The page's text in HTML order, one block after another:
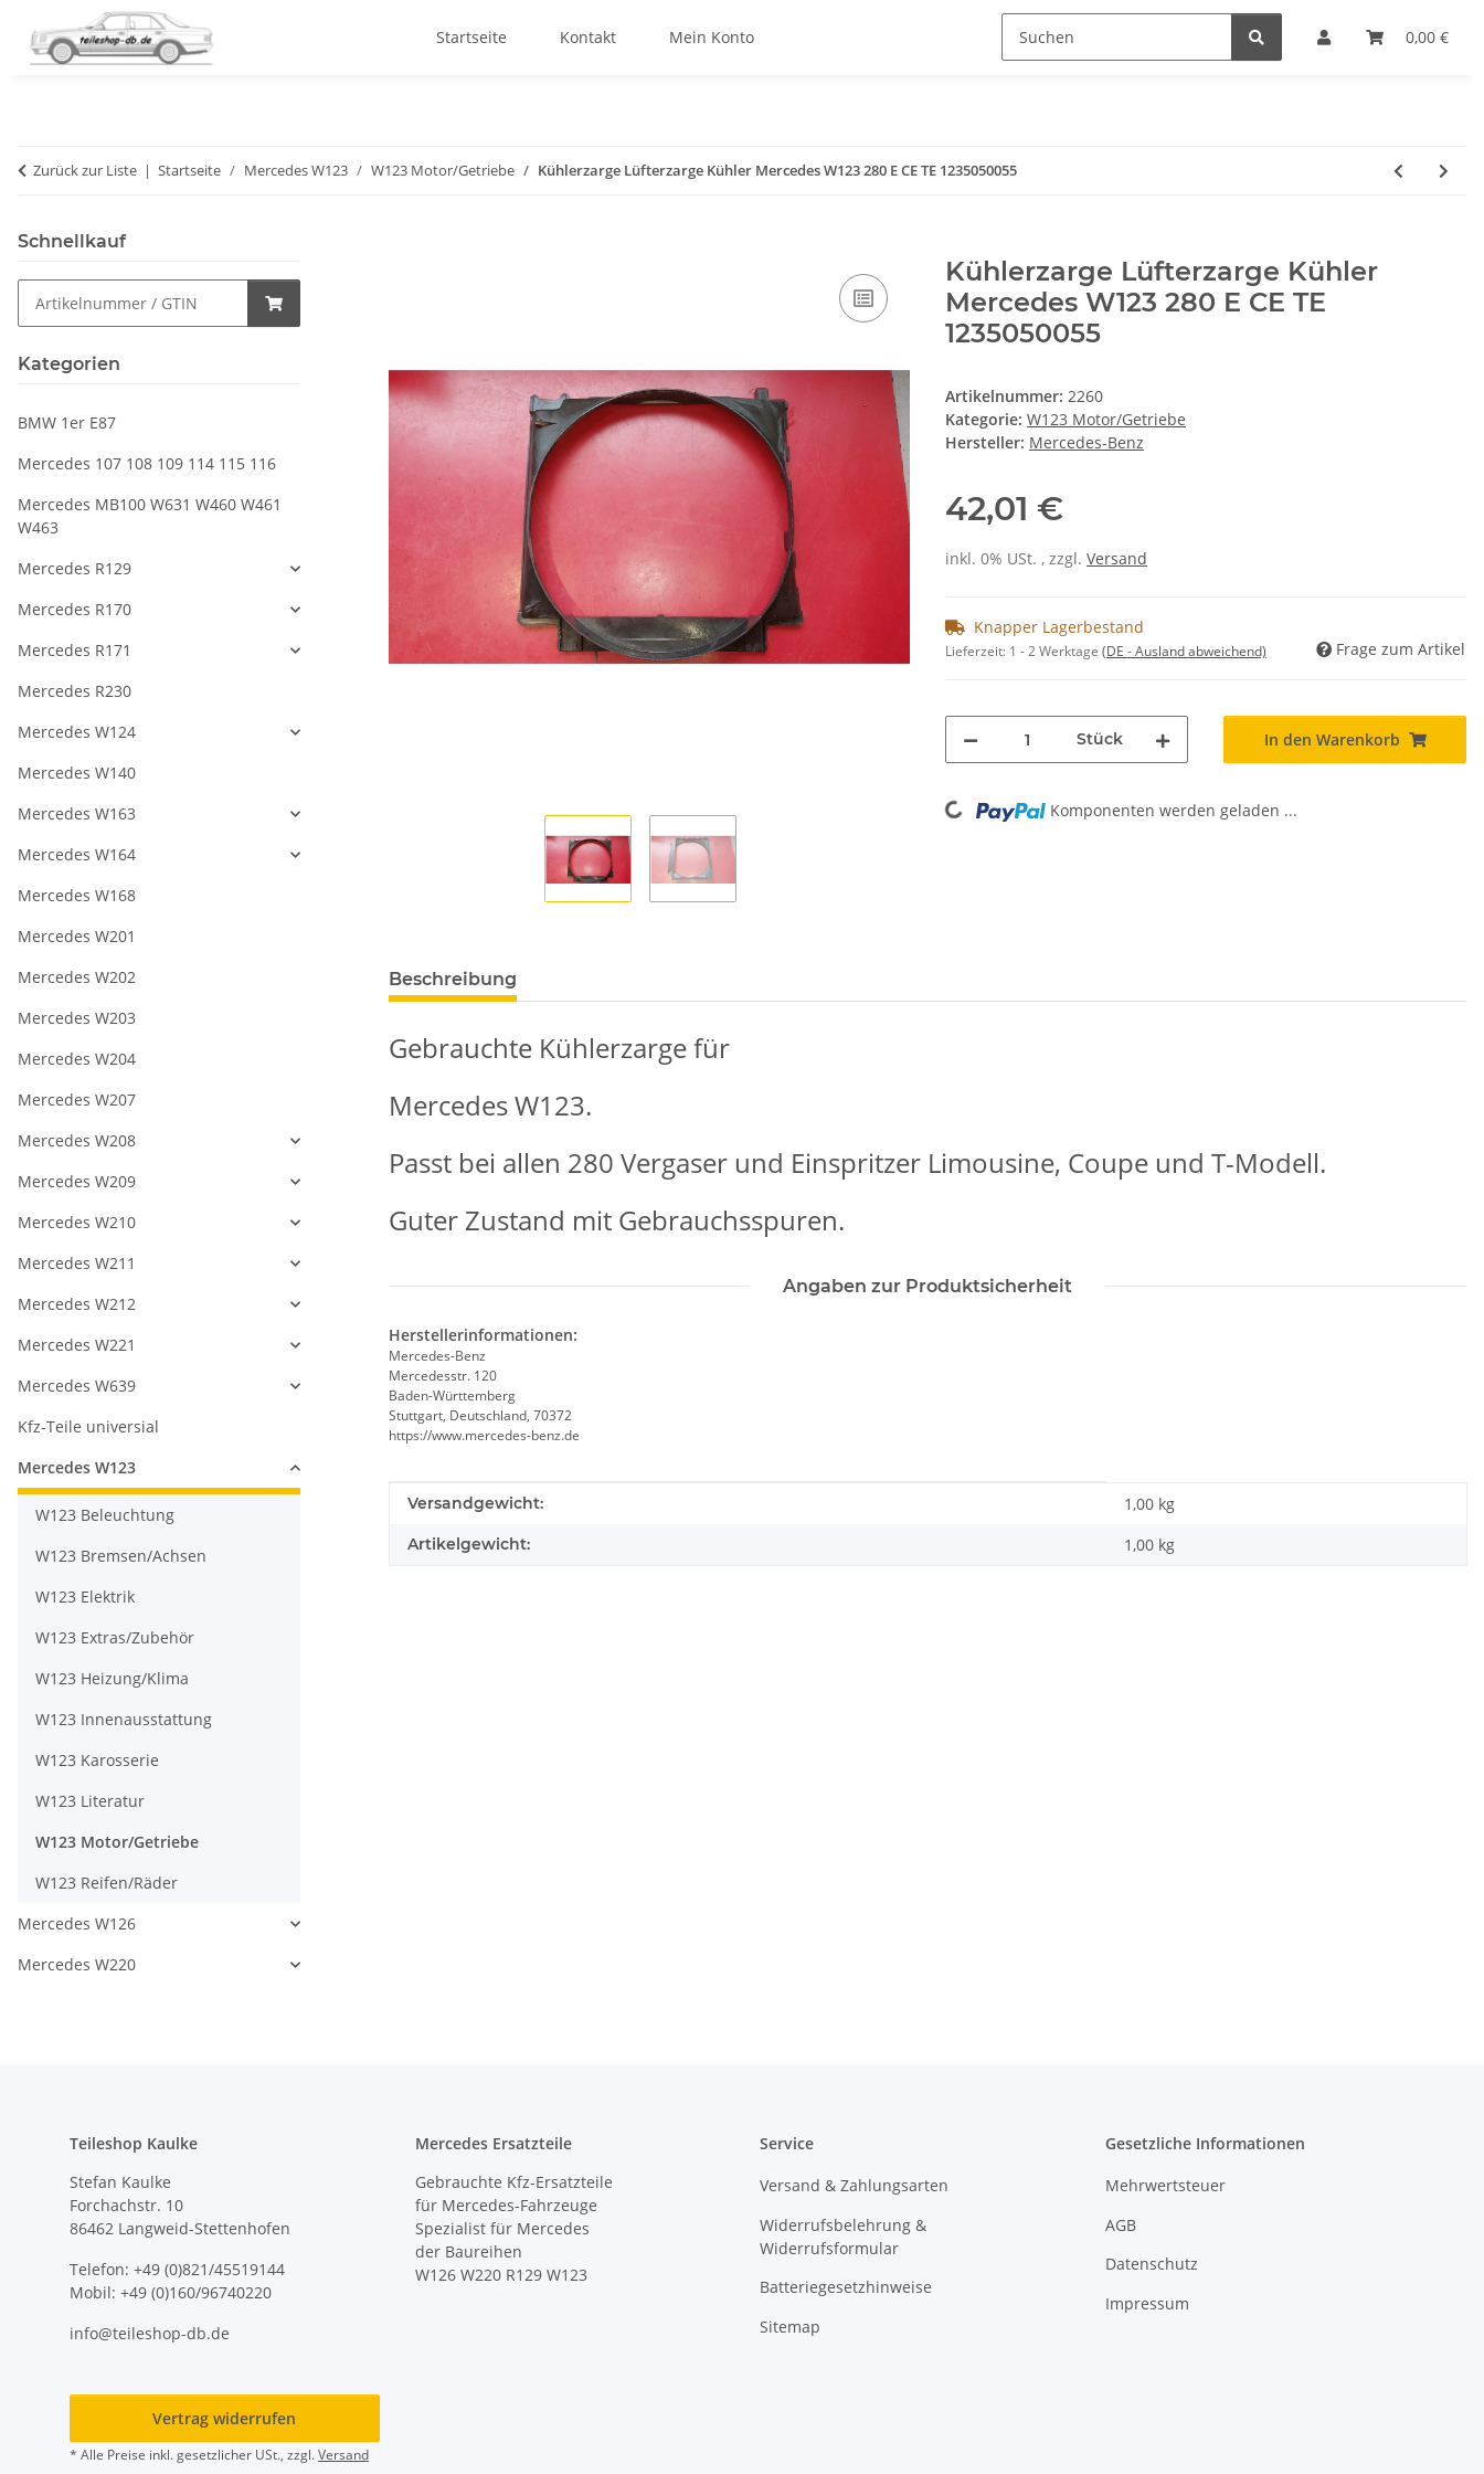
0,00 €
Startseite Kontakt Mein Konto
Zurück zur Liste Startseite Mercedes W123 W123 Motor/Getriebe Kühlerzarge Lüfterzarge Kühler Mercedes W123 280 E CE TE 1235050055
Kühlerzarge Lüfterzarge Kühler
Mercedes W123 280 E CE TE
1235050055
Artikelnummer: 2260
Kategorie: W123 Motor/Getriebe
Hersteller: Mercedes-Benz
42,01 €
inkl. 0% USt. , zzgl. Versand
Knapper Lagerbestand
Lieferzeit: 1 - 2 Werktage (DE - Ausland abweichend) Frage zum Artikel
Stück In den Warenkorb
Loading... Komponenten werden geladen ...
Beschreibung
Gebrauchte Kühlerzarge für
Mercedes W123.
Passt bei allen 280 Vergaser und Einspritzer Limousine, Coupe und T-Modell.
Guter Zustand mit Gebrauchsspuren.
Angaben zur Produktsicherheit
Herstellerinformationen:
Mercedes-Benz
Mercedesstr. 120
Baden-Württemberg
Stuttgart, Deutschland, 70372
https://www.mercedes-benz.de
Produkteigenschaft
Wert
Versandgewicht: 1,00 kg
Artikelgewicht: 1,00 kg
Schnellkauf
Kategorien
BMW 1er E87
Mercedes 107 108 109 114 115 116
Mercedes MB100 W631 W460 W461
W463
Mercedes R129
Mercedes R170
Mercedes R171
Mercedes R230
Mercedes W124
Mercedes W140
Mercedes W163
Mercedes W164
Mercedes W168
Mercedes W201
Mercedes W202
Mercedes W203
Mercedes W204
Mercedes W207
Mercedes W208
Mercedes W209
Mercedes W210
Mercedes W211
Mercedes W212
Mercedes W221
Mercedes W639
Kfz-Teile universial
Mercedes W123
W123 Beleuchtung
W123 Bremsen/Achsen
W123 Elektrik
W123 Extras/Zubehör
W123 Heizung/Klima
W123 Innenausstattung
W123 Karosserie
W123 Literatur
W123 Motor/Getriebe
W123 Reifen/Räder
Mercedes W126
Mercedes W220
Teileshop Kaulke
Stefan Kaulke
Forchachstr. 10
86462 Langweid-Stettenhofen
Telefon: +49 (0)821/45519144
Mobil: +49 (0)160/96740220
info@teileshop-db.de
Mercedes Ersatzteile
Gebrauchte Kfz-Ersatzteile
für Mercedes-Fahrzeuge
Spezialist für Mercedes
der Baureihen
W126 W220 R129 W123
Service
Versand & Zahlungsarten
Widerrufsbelehrung &
Widerrufsformular
Batteriegesetzhinweise
Sitemap
Gesetzliche Informationen
Mehrwertsteuer
AGB
Datenschutz
Impressum
Vertrag widerrufen
* Alle Preise inkl. gesetzlicher USt., zzgl.Versand